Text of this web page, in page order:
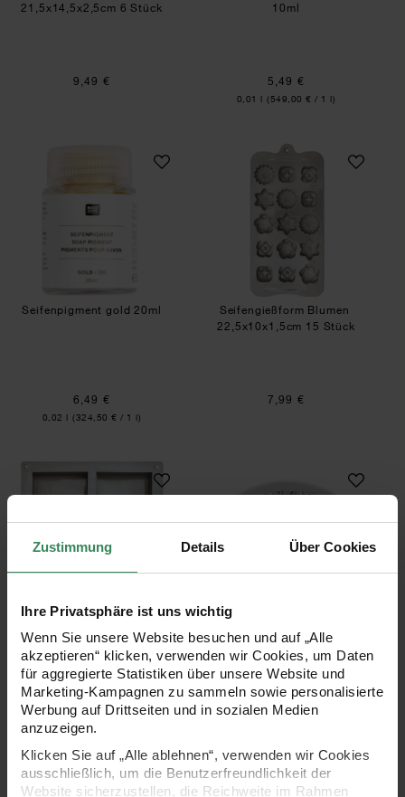
Zustimmung Details Über Cookies
Ihre Privatsphäre ist uns wichtig
Wenn Sie unsere Website besuchen und auf „Alle
akzeptieren“ klicken, verwenden wir Cookies, um Daten
für aggregierte Statistiken über unsere Website und
Marketing-Kampagnen zu sammeln sowie personalisierte
Werbung auf Drittseiten und in sozialen Medien
anzuzeigen.
Klicken Sie auf „Alle ablehnen“, verwenden wir Cookies
ausschließlich, um die Benutzerfreundlichkeit der
Website sicherzustellen, die Reichweite im Rahmen
21,5x14,5x2,5cm 6 Stück
9,49 €
10ml
5,49 €
Inhalt:
0,01 l (549,00 € / 1 l)
Seifenpigment gold 20ml
Seifenpigment gold 20ml
6,49 €
Inhalt:
0,02 l (324,50 € / 1 l)
Seifengießform
Seifengießform Blumen
22,5x10x1,5cm 15 Stück
7,99 €
Seifengießform rechteckig
20,5x22x2,5cm 6 Stück
9,49 €
Seifenprägeform
5,49 €
Seifengießform oval Knetseife weiß-